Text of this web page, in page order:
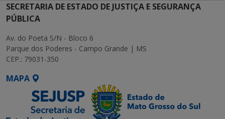
SECRETARIA DE ESTADO DE JUSTIÇA E SEGURANÇA
PÚBLICA
Av. do Poeta S/N - Bloco 6
Parque dos Poderes - Campo Grande | MS
CEP.: 79031-350
MAPA